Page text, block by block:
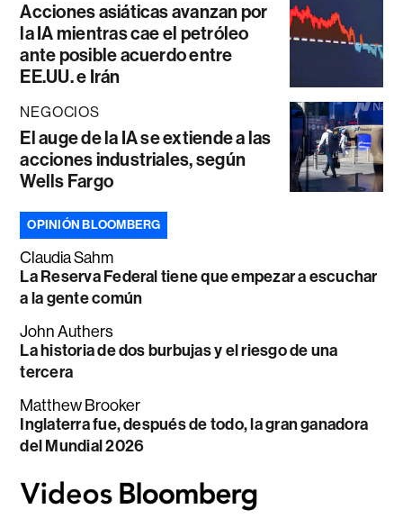
Acciones asiáticas avanzan por
la IA mientras cae el petróleo
ante posible acuerdo entre
EE.UU. e Irán
NEGOCIOS
El auge de la IA se extiende a las
acciones industriales, según
Wells Fargo
OPINIÓN BLOOMBERG
Claudia Sahm
La Reserva Federal tiene que empezar a escuchar
a la gente común
John Authers
La historia de dos burbujas y el riesgo de una
tercera
Matthew Brooker
Inglaterra fue, después de todo, la gran ganadora
del Mundial 2026